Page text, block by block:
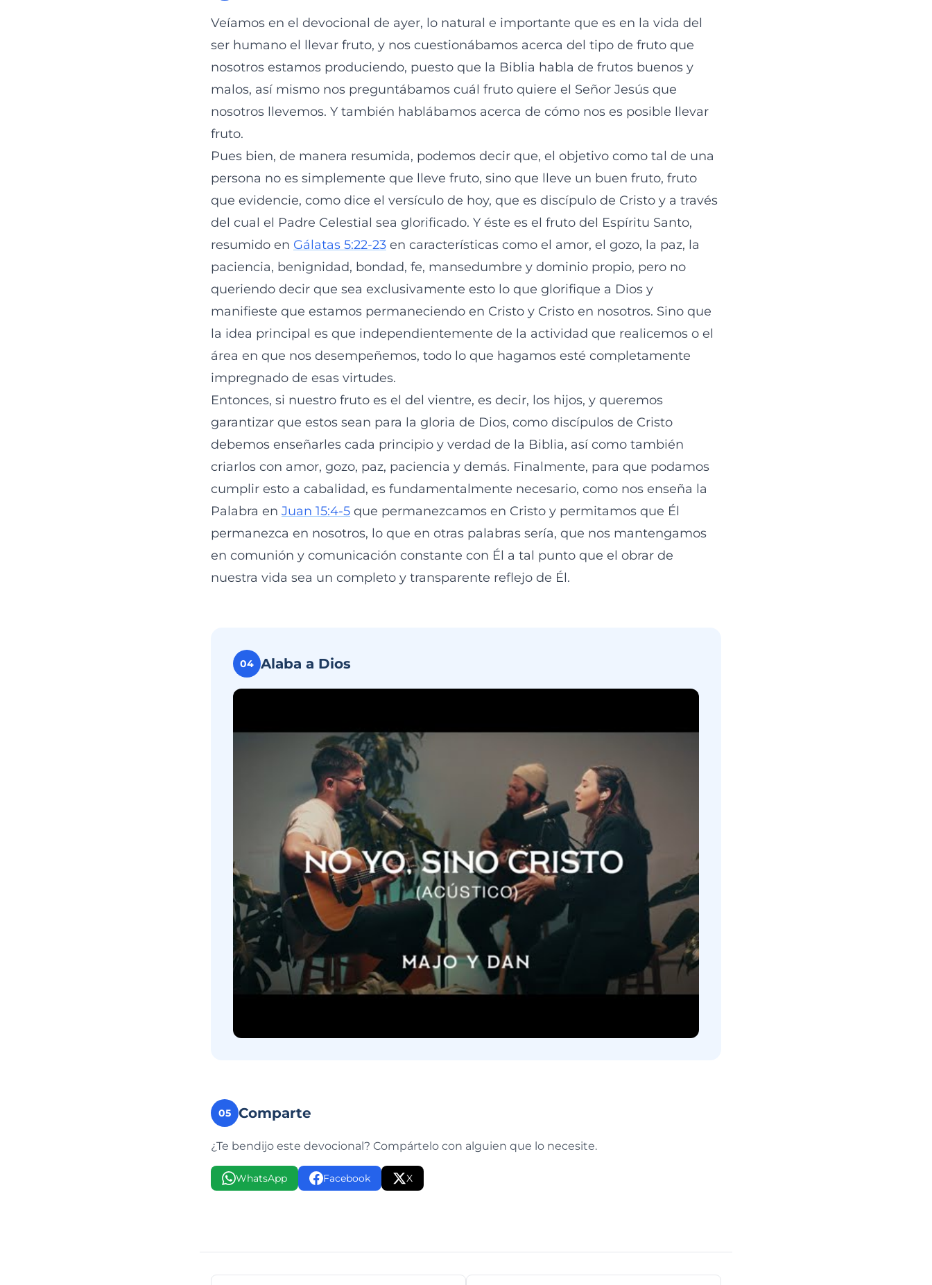
Veíamos en el devocional de ayer, lo natural e importante que es en la vida del
ser humano el llevar fruto, y nos cuestionábamos acerca del tipo de fruto que
nosotros estamos produciendo, puesto que la Biblia habla de frutos buenos y
malos, así mismo nos preguntábamos cuál fruto quiere el Señor Jesús que
nosotros llevemos. Y también hablábamos acerca de cómo nos es posible llevar
fruto.
Pues bien, de manera resumida, podemos decir que, el objetivo como tal de una
persona no es simplemente que lleve fruto, sino que lleve un buen fruto, fruto
que evidencie, como dice el versículo de hoy, que es discípulo de Cristo y a través
del cual el Padre Celestial sea glorificado. Y éste es el fruto del Espíritu Santo,
resumido en Gálatas 5:22-23 en características como el amor, el gozo, la paz, la
paciencia, benignidad, bondad, fe, mansedumbre y dominio propio, pero no
queriendo decir que sea exclusivamente esto lo que glorifique a Dios y
manifieste que estamos permaneciendo en Cristo y Cristo en nosotros. Sino que
la idea principal es que independientemente de la actividad que realicemos o el
área en que nos desempeñemos, todo lo que hagamos esté completamente
impregnado de esas virtudes.
Entonces, si nuestro fruto es el del vientre, es decir, los hijos, y queremos
garantizar que estos sean para la gloria de Dios, como discípulos de Cristo
debemos enseñarles cada principio y verdad de la Biblia, así como también
criarlos con amor, gozo, paz, paciencia y demás. Finalmente, para que podamos
cumplir esto a cabalidad, es fundamentalmente necesario, como nos enseña la
Palabra en Juan 15:4-5 que permanezcamos en Cristo y permitamos que Él
permanezca en nosotros, lo que en otras palabras sería, que nos mantengamos
en comunión y comunicación constante con Él a tal punto que el obrar de
nuestra vida sea un completo y transparente reflejo de Él.
04 Alaba a Dios
05 Comparte
¿Te bendijo este devocional? Compártelo con alguien que lo necesite.
WhatsApp Facebook X